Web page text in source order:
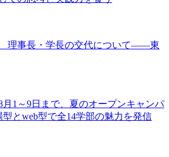
理事長・学長の交代について――東
月1～9日まで、夏のオープンキャンパ
とweb型で全14学部の魅力を発信